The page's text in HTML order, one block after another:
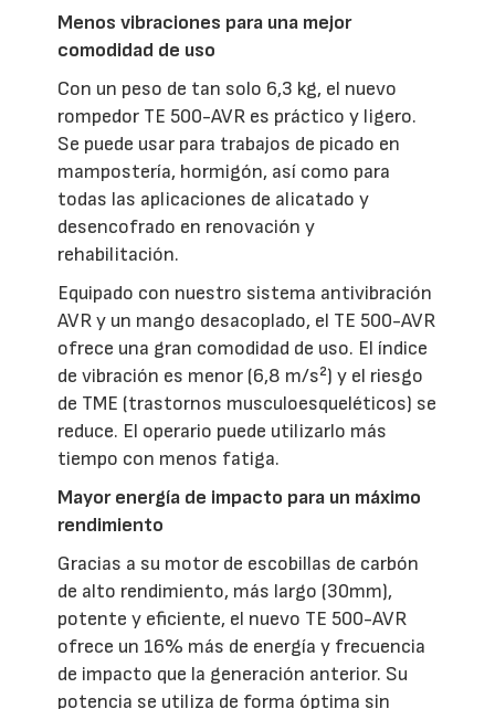
Menos vibraciones para una mejor
comodidad de uso
Con un peso de tan solo 6,3 kg, el nuevo
rompedor TE 500-AVR es práctico y ligero.
Se puede usar para trabajos de picado en
mampostería, hormigón, así como para
todas las aplicaciones de alicatado y
desencofrado en renovación y
rehabilitación.
Equipado con nuestro sistema antivibración
AVR y un mango desacoplado, el TE 500-AVR
ofrece una gran comodidad de uso. El índice
de vibración es menor (6,8 m/s²) y el riesgo
de TME (trastornos musculoesqueléticos) se
reduce. El operario puede utilizarlo más
tiempo con menos fatiga.
Mayor energía de impacto para un máximo
rendimiento
Gracias a su motor de escobillas de carbón
de alto rendimiento, más largo (30mm),
potente y eficiente, el nuevo TE 500-AVR
ofrece un 16% más de energía y frecuencia
de impacto que la generación anterior. Su
potencia se utiliza de forma óptima sin